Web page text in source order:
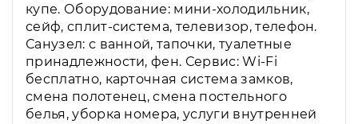
купе. Оборудование: мини-холодильник,
сейф, сплит-система, телевизор, телефон.
Санузел: с ванной, тапочки, туалетные
принадлежности, фен. Сервис: Wi-Fi
бесплатно, карточная система замков,
смена полотенец, смена постельного
белья, уборка номера, услуги внутренней